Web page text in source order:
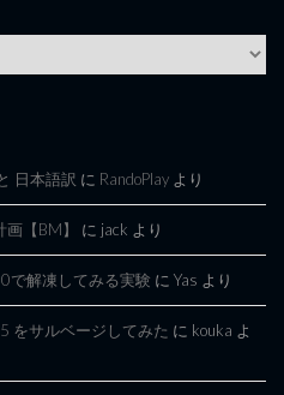
日本語訳 に RandoPlay より
【BM】 に jack より
で解凍してみる実験 に Yas より
をサルベージしてみた に kouka よ